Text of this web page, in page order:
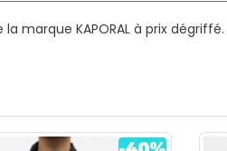
marque KAPORAL à prix dégriffé.